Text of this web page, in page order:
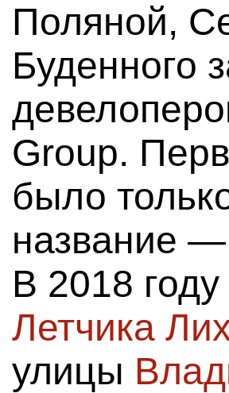
Поляной,
Буденного
Group.
было
название
В 2018 году
Летчика
улицы